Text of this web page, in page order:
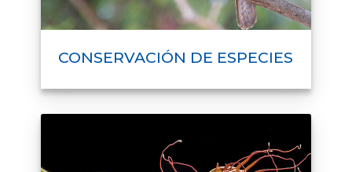
CONSERVACIÓN DE ESPECIES